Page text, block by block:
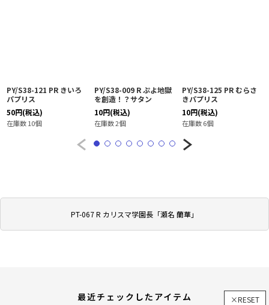
PT-067 R カリスマ学園長「瀬名 蘭華」
PY/S38-121 PR きいろ
パプリス
50円(税込)
在庫数 10個
PY/S38-009 R ぷよ地獄
を創造！？サタン
10円(税込)
在庫数 2個
PY/S38-125 PR むらさ
きパプリス
10円(税込)
在庫数 6個
最近チェックしたアイテム ×RESET